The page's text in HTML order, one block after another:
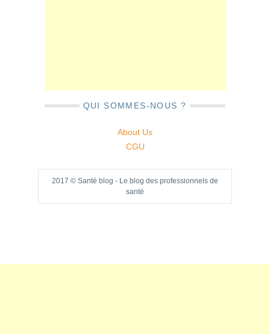
QUI SOMMES-NOUS ?
About Us
CGU
2017 © Santé blog - Le blog des professionnels de
santé